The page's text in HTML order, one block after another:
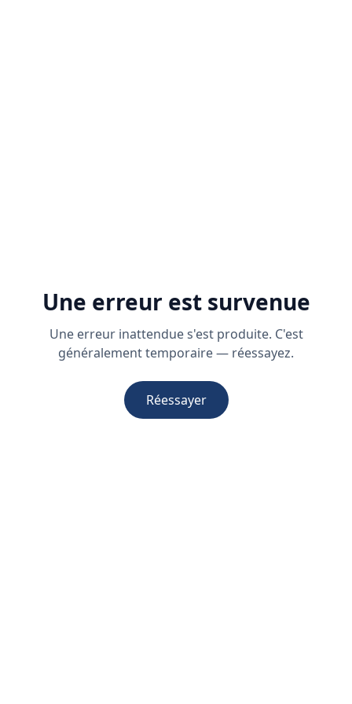
Une erreur est survenue
Une erreur inattendue s'est produite. C'est
généralement temporaire — réessayez.
Réessayer